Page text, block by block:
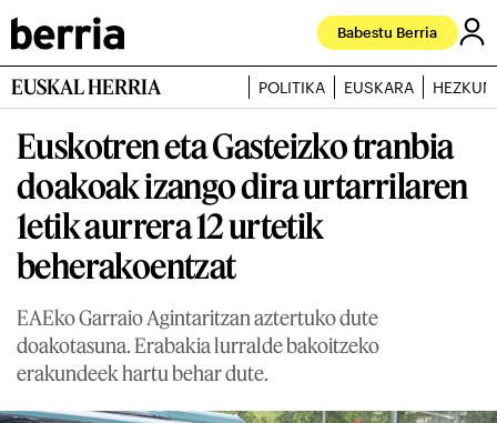
Babestu Berria
EUSKAL HERRIA POLITIKA EUSKARA
Euskotren eta Gasteizko tranbia
doakoak izango dira urtarrilaren
1etik aurrera 12 urtetik
beherakoentzat
EAEko Garraio Agintaritzan aztertuko dute
doakotasuna. Erabakia lurralde bakoitzeko
erakundeek hartu behar dute.